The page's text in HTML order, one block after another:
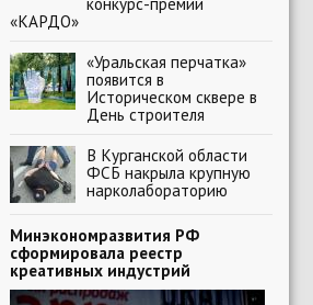
«КАРДО»
«Уральская перчатка»
появится в
Историческом сквере в
День строителя
В Курганской области
ФСБ накрыла крупную
нарколабораторию
Минэкономразвития РФ
сформировала реестр
креативных индустрий